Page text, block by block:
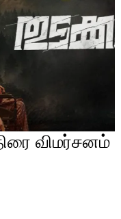
விமர்சனம்